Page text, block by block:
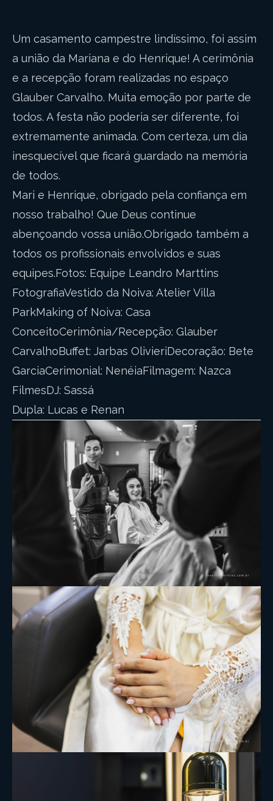
Um casamento campestre lindíssimo, foi assim
a união da Mariana e do Henrique! A cerimônia
e a recepção foram realizadas no espaço
Glauber Carvalho. Muita emoção por parte de
todos. A festa não poderia ser diferente, foi
extremamente animada. Com certeza, um dia
inesquecível que ficará guardado na memória
de todos.
Mari e Henrique, obrigado pela confiança em
nosso trabalho! Que Deus continue
abençoando vossa união.Obrigado também a
todos os profissionais envolvidos e suas
equipes.Fotos: Equipe Leandro Marttins
FotografiaVestido da Noiva: Atelier Villa
ParkMaking of Noiva: Casa
ConceitoCerimônia/Recepção: Glauber
CarvalhoBuffet: Jarbas OlivieriDecoração: Bete
GarciaCerimonial: NenéiaFilmagem: Nazca
FilmesDJ: Sassá
Dupla: Lucas e Renan